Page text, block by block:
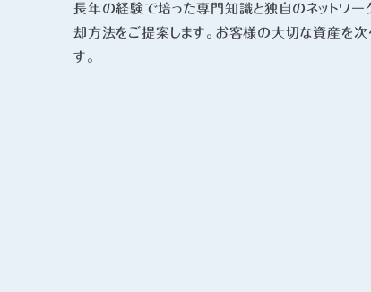
長年の経験で培った専門知識と独自のネットワー
却方法をご提案します。お客様の大切な資産を次
す。